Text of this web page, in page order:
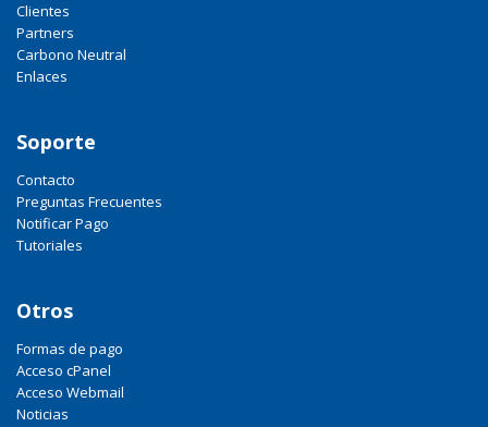
Clientes
Partners
Carbono Neutral
Enlaces
Soporte
Contacto
Preguntas Frecuentes
Notificar Pago
Tutoriales
Otros
Formas de pago
Acceso cPanel
Acceso Webmail
Noticias